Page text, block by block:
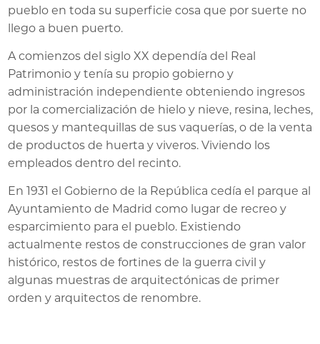
pueblo en toda su superficie cosa que por suerte no
llego a buen puerto.
A comienzos del siglo XX dependía del Real
Patrimonio y tenía su propio gobierno y
administración independiente obteniendo ingresos
por la comercialización de hielo y nieve, resina, leches,
quesos y mantequillas de sus vaquerías, o de la venta
de productos de huerta y viveros. Viviendo los
empleados dentro del recinto.
En 1931 el Gobierno de la República cedía el parque al
Ayuntamiento de Madrid como lugar de recreo y
esparcimiento para el pueblo. Existiendo
actualmente restos de construcciones de gran valor
histórico, restos de fortines de la guerra civil y
algunas muestras de arquitectónicas de primer
orden y arquitectos de renombre.